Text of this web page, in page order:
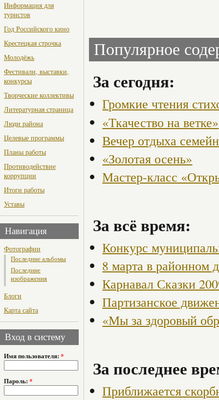
Информация для
туристов
Год Российского кино
Крестецкая строчка
Молодёжь
Фестивали, выставки,
конкурсы
Творческие коллективы
Литературная страница
Люди района
Целевые программы
Планы работы
Противодействие
коррупции
Итоги работы
Уставы
Навигация
Фотографии
Последние альбомы
Последние
изображения
Блоги
Карта сайта
Вход в систему
Имя пользователя: *
Пароль: *
Популярное
За сегодня:
Громкие чтения
«Ткачество на ветке»
Вечер отдыха
«Золотая осень»
Мастер-класс
За всё время:
Конкурс
8 марта в районном
Карнавал Сказки
Партизанское
«Мы за здоровый
За последнее
Приближается